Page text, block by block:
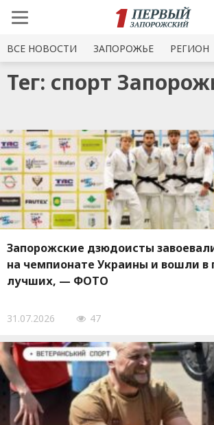
ВСЕ НОВОСТИ ЗАПОРОЖЬЕ РЕГИОН
Тег: спорт
Запорожские дзюдоисты
на чемпионате Украины и вошли в
лучших, — ФОТО
31.07.2026 47